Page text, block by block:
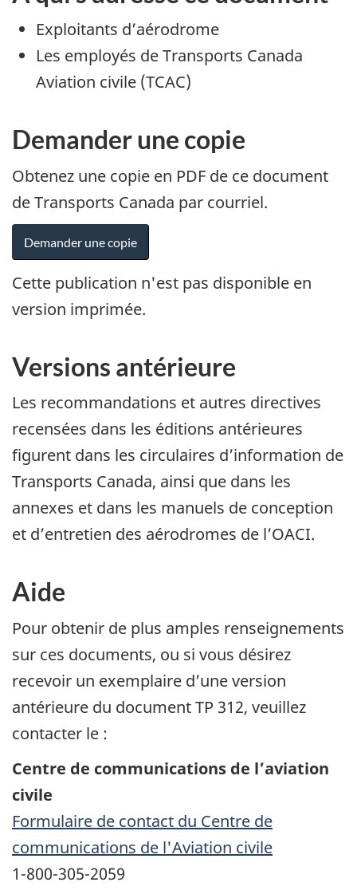
Exploitants d’aérodrome
Les employés de Transports Canada
Aviation civile (TCAC)
Demander une copie
Obtenez une copie en PDF de ce document
de Transports Canada par courriel.
Demander une copiedes Normes et pratiques
Cette publication n'est pas disponible en
version imprimée.
Versions antérieure
Les recommandations et autres directives
recensées dans les éditions antérieures
figurent dans les circulaires d’information de
Transports Canada, ainsi que dans les
annexes et dans les manuels de conception
et d’entretien des aérodromes de l’OACI.
Aide
Pour obtenir de plus amples renseignements
sur ces documents, ou si vous désirez
recevoir un exemplaire d’une version
antérieure du document TP 312, veuillez
contacter le :
Centre de communications de l’aviation
civile
Formulaire de contact du Centre de
communications de l'Aviation civile
1-800-305-2059